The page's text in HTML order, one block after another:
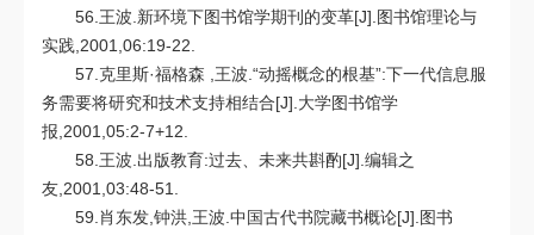
56.王波.新环境下图书馆学期刊的变革[J].图书馆理论与
实践,2001,06:19-22.
57.克里斯·福格森 ,王波.“动摇概念的根基”:下一代信息服
务需要将研究和技术支持相结合[J].大学图书馆学
报,2001,05:2-7+12.
58.王波.出版教育:过去、未来共斟酌[J].编辑之
友,2001,03:48-51.
59.肖东发,钟洪,王波.中国古代书院藏书概论[J].图书